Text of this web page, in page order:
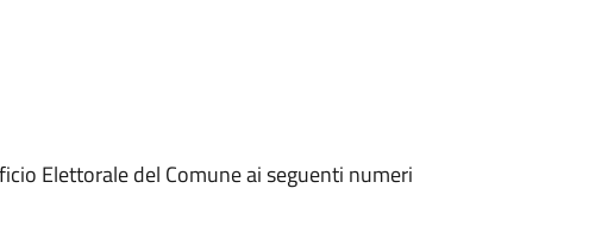
Elettorale del Comune ai seguenti numeri